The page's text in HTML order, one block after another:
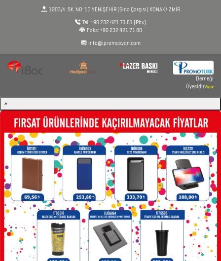
1203/4. SK. NO: 1D YENİŞEHİR (Gıda Çarşısı) KONAK/İZMİR
Tel: +90 232 421 71 81 (Pbx)
Faks: +90 232 421 71 80
info@ipromosyon.com
Derneği
ÜyesidirNew
×